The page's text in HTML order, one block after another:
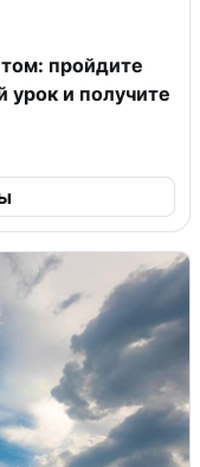
пройдите
урок и получите